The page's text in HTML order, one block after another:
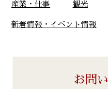
産業・仕事 観光
新着情報・イベント情報
お問